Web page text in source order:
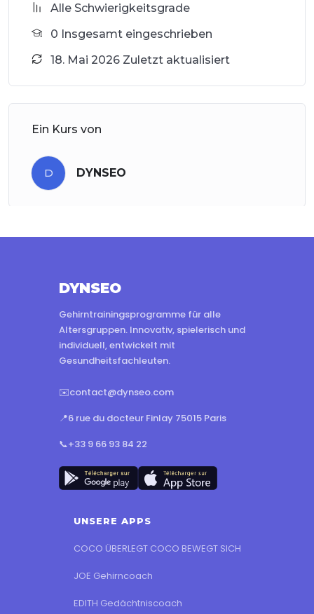
Alle Schwierigkeitsgrade
0 Insgesamt eingeschrieben
18. Mai 2026 Zuletzt aktualisiert
Ein Kurs von
D DYNSEO
DYNSEO
Gehirntrainingsprogramme für alle
Altersgruppen. Innovativ, spielerisch und
individuell, entwickelt mit
Gesundheitsfachleuten.
✉️contact@dynseo.com
📍6 rue du docteur Finlay 75015 Paris
📞+33 9 66 93 84 22
UNSERE APPS
COCO ÜBERLEGT COCO BEWEGT SICH
JOE Gehirncoach
EDITH Gedächtniscoach